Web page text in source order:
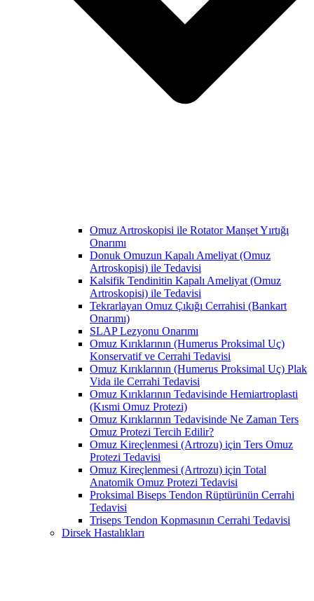
Omuz Artroskopisi ile Rotator Manşet Yırtığı
Onarımı
Donuk Omuzun Kapalı Ameliyat (Omuz
Artroskopisi) ile Tedavisi
Kalsifik Tendinitin Kapalı Ameliyat (Omuz
Artroskopisi) ile Tedavisi
Tekrarlayan Omuz Çıkığı Cerrahisi (Bankart
Onarımı)
SLAP Lezyonu Onarımı
Omuz Kırıklarının (Humerus Proksimal Uç)
Konservatif ve Cerrahi Tedavisi
Omuz Kırıklarının (Humerus Proksimal Uç) Plak
Vida ile Cerrahi Tedavisi
Omuz Kırıklarının Tedavisinde Hemiartroplasti
(Kısmi Omuz Protezi)
Omuz Kırıklarının Tedavisinde Ne Zaman Ters
Omuz Protezi Tercih Edilir?
Omuz Kireçlenmesi (Artrozu) için Ters Omuz
Protezi Tedavisi
Omuz Kireçlenmesi (Artrozu) için Total
Anatomik Omuz Protezi Tedavisi
Proksimal Biseps Tendon Rüptürünün Cerrahi
Tedavisi
Triseps Tendon Kopmasının Cerrahi Tedavisi
Dirsek Hastalıkları